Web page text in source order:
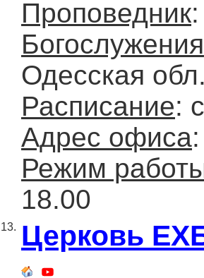
Проповедник
Богослужения
Одесская обл.
Расписание:
Адрес офиса
Режим
18.00
13. Церковь